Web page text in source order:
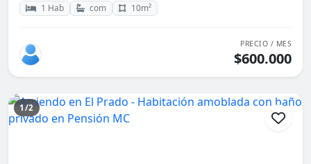
1 Hab com 10m²
PRECIO / MES
$600.000
1/2